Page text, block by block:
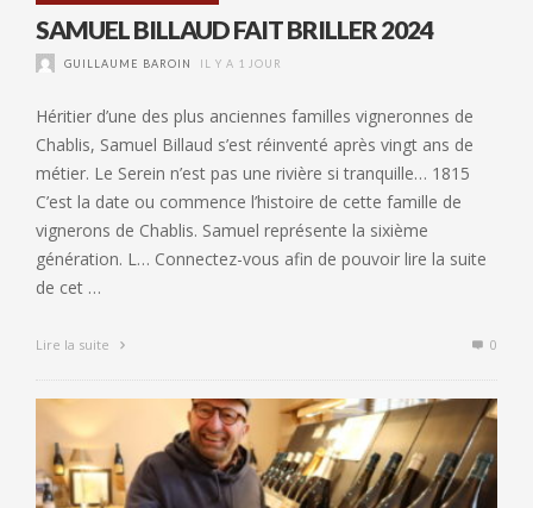
SAMUEL BILLAUD FAIT BRILLER 2024
GUILLAUME BAROIN IL Y A 1 JOUR
Héritier d’une des plus anciennes familles vigneronnes de
Chablis, Samuel Billaud s’est réinventé après vingt ans de
métier. Le Serein n’est pas une rivière si tranquille… 1815
C’est la date ou commence l’histoire de cette famille de
vignerons de Chablis. Samuel représente la sixième
génération. L… Connectez-vous afin de pouvoir lire la suite
de cet …
Lire la suite 0